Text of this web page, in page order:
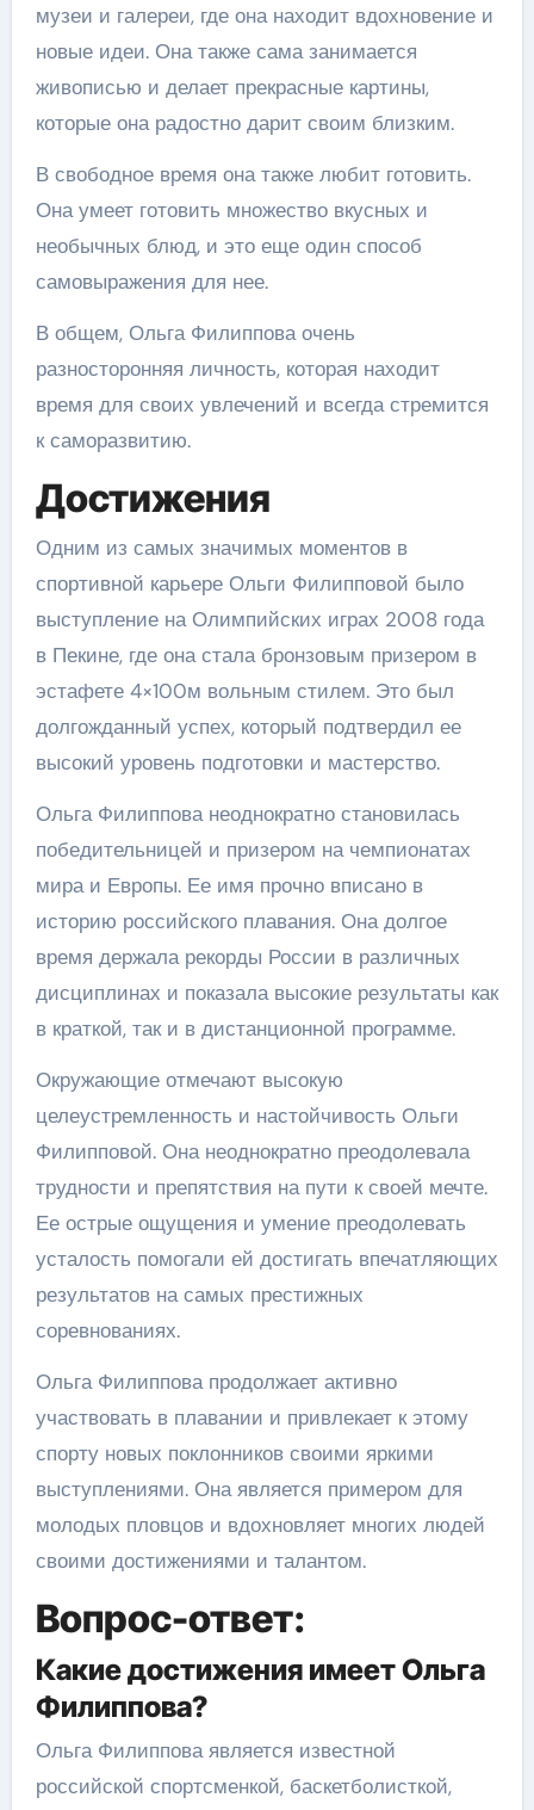
музеи и галереи, где она находит вдохновение и
новые идеи. Она также сама занимается
живописью и делает прекрасные картины,
которые она радостно дарит своим близким.
В свободное время она также любит готовить.
Она умеет готовить множество вкусных и
необычных блюд, и это еще один способ
самовыражения для нее.
В общем, Ольга Филиппова очень
разносторонняя личность, которая находит
время для своих увлечений и всегда стремится
к саморазвитию.
Достижения
Одним из самых значимых моментов в
спортивной карьере Ольги Филипповой было
выступление на Олимпийских играх 2008 года
в Пекине, где она стала бронзовым призером в
эстафете 4×100м вольным стилем. Это был
долгожданный успех, который подтвердил ее
высокий уровень подготовки и мастерство.
Ольга Филиппова неоднократно становилась
победительницей и призером на чемпионатах
мира и Европы. Ее имя прочно вписано в
историю российского плавания. Она долгое
время держала рекорды России в различных
дисциплинах и показала высокие результаты как
в краткой, так и в дистанционной программе.
Окружающие отмечают высокую
целеустремленность и настойчивость Ольги
Филипповой. Она неоднократно преодолевала
трудности и препятствия на пути к своей мечте.
Ее острые ощущения и умение преодолевать
усталость помогали ей достигать впечатляющих
результатов на самых престижных
соревнованиях.
Ольга Филиппова продолжает активно
участвовать в плавании и привлекает к этому
спорту новых поклонников своими яркими
выступлениями. Она является примером для
молодых пловцов и вдохновляет многих людей
своими достижениями и талантом.
Вопрос-ответ:
Какие достижения имеет Ольга
Филиппова?
Ольга Филиппова является известной
российской спортсменкой, баскетболисткой,